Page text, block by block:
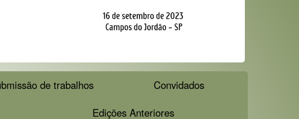
de trabalhos
Convidados
Edições Anteriores